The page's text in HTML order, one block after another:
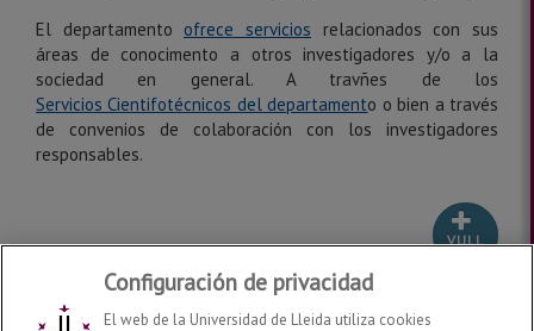
El departamento ofrece servicios relacionados con sus
áreas de conocimento a otros investigadores y/o a la
sociedad en general. A travñes de los
Servicios Cientifotécnicos del departamento o bien a través
de convenios de colaboración con los investigadores
responsables.
VULL
Configuración de privacidad
El web de la Universidad de Lleida utiliza cookies